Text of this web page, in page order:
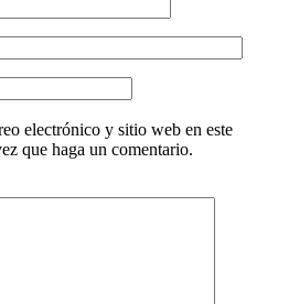
electrónico y sitio web en este
que haga un comentario.